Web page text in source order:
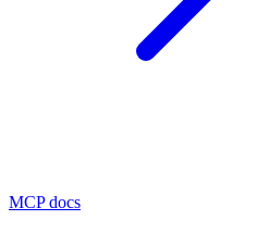
MCP docs